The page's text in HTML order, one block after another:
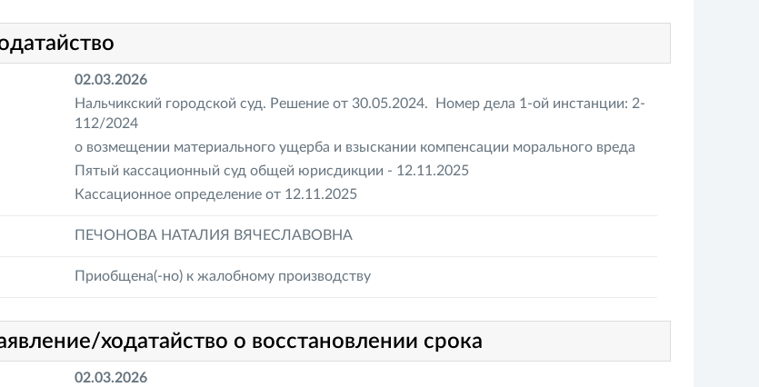
02.03.2026
Нальчикский городской суд. Решение от 30.05.2024. Номер дела 1-ой инстанции: 2-
112/2024
о возмещении материального ущерба и взыскании компенсации морального вреда
Пятый кассационный суд общей юрисдикции - 12.11.2025
Кассационное определение от 12.11.2025
ПЕЧОНОВА НАТАЛИЯ ВЯЧЕСЛАВОВНА
Приобщена(-но) к жалобному производству
ходатайство о восстановлении срока
02.03.2026